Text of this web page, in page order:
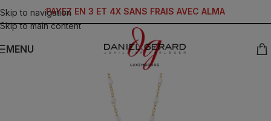
Skip to navigation
Skip to main content
PAYEZ EN 3 ET 4X SANS FRAIS AVEC ALMA
MENU